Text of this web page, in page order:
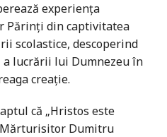
experiența
Părinți din captivitatea
scolastice, descoperind
lucrării lui Dumnezeu în
creație.
că „Hristos este
Mărturisitor Dumitru